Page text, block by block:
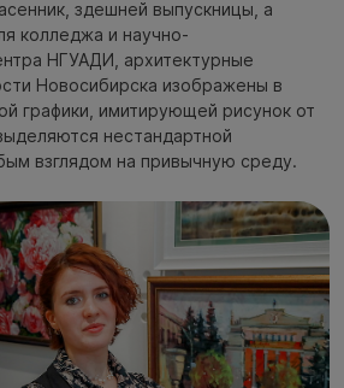
здешней выпускницы, а
колледжа и научно-
НГУАДИ, архитектурные
Новосибирска изображены в
графики, имитирующей рисунок от
нестандартной
взглядом на привычную среду.